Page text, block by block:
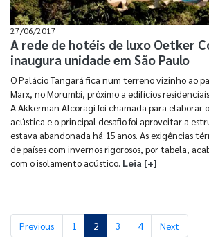
27/06/2017
A rede de hotéis de luxo Oetker
inaugura unidade em São Paulo
O Palácio Tangará fica num terreno vizinho ao
Marx, no Morumbi, próximo a edifícios
A Akkerman Alcoragi foi chamada para elaborar
acústica e o principal desafio foi aproveitar a
estava abandonada há 15 anos. As exigências
de países com invernos rigorosos, por tabela,
com o isolamento acústico. Leia [+]
Previous 1 2 3 4 Next